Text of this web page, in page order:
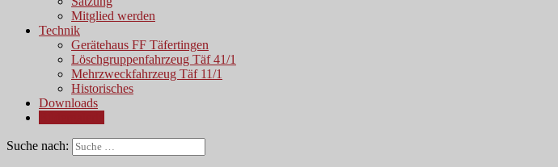
Mitglied werden
Technik
Gerätehaus FF Täfertingen
Löschgruppenfahrzeug Täf 41/1
Mehrzweckfahrzeug Täf 11/1
Historisches
Downloads
Suche nach: